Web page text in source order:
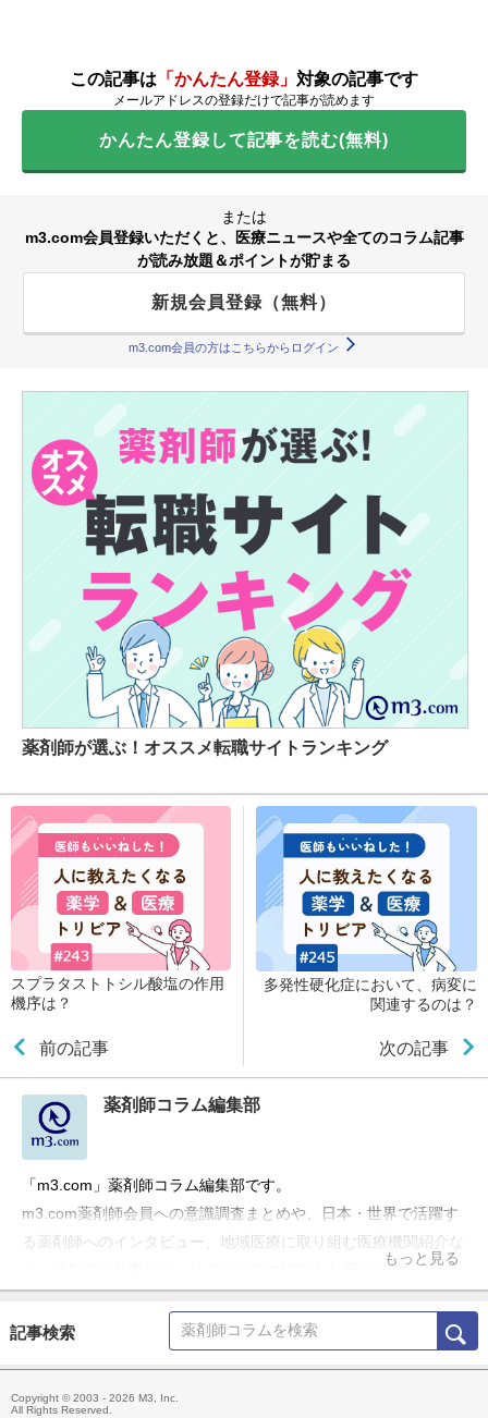
この記事は 「かんたん登録」 対象の記事です
メールアドレスの登録だけで記事が読めます
かんたん登録して記事を読む(無料)
または
m3.com会員登録いただくと、医療ニュースや全てのコラム記事
が読み放題＆ポイントが貯まる
新規会員登録（無料）
m3.com会員の方はこちらからログイン
薬剤師が選ぶ！オススメ転職サイトランキング
スプラタストトシル酸塩の作用
機序は？
前の記事
多発性硬化症において、病変に
関連するのは？
次の記事
薬剤師コラム編集部
「m3.com」薬剤師コラム編集部です。
m3.com薬剤師会員への意識調査まとめや、日本・世界で活躍す
る薬剤師へのインタビュー、地域医療に取り組む医療機関紹介な
ど、薬剤師の仕事やキャリアに役立つ情報をお届けしています。
もっと見る
記事検索
Copyright © 2003 - 2026 M3, Inc.
All Rights Reserved.